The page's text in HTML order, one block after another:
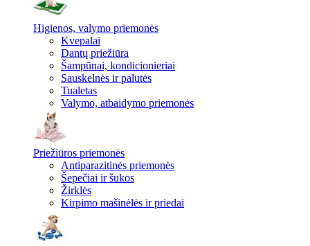
Higienos, valymo priemonės
Kvepalai
Dantų priežiūra
Šampūnai, kondicionieriai
Sauskelnės ir palutės
Tualetas
Valymo, atbaidymo priemonės
Priežiūros priemonės
Antiparazitinės priemonės
Šepečiai ir šukos
Žirklės
Kirpimo mašinėlės ir priedai